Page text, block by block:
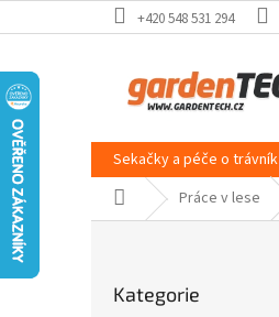
na
+420 548 531 294
Sekačky a péče o trávník
Domů Práce v lese
kategorie
Kategorie